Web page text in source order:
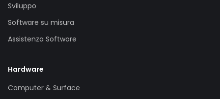
Sviluppo
Software su misura
Assistenza Software
Hardware
Computer & Surface